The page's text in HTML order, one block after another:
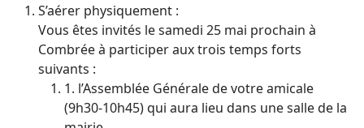
S’aérer physiquement :
Vous êtes invités le samedi 25 mai prochain à
Combrée à participer aux trois temps forts
suivants :
1. l’Assemblée Générale de votre amicale
(9h30-10h45) qui aura lieu dans une salle de la